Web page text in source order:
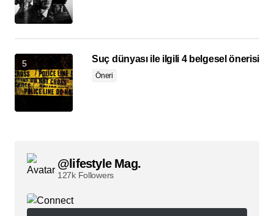
Suç dünyası ile ilgili 4 belgesel önerisi
Öneri
@lifestyle Mag.
127k Followers